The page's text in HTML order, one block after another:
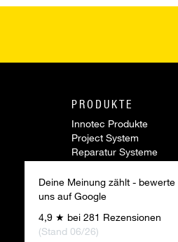
Deine Meinung zählt - bewerte
uns auf Google
4,9 ★ bei 281 Rezensionen
(Stand 06/26)
PRODUKTE
Innotec Produkte
Project System
Reparatur Systeme
Zubehör
Sonderartikel
Innovationen